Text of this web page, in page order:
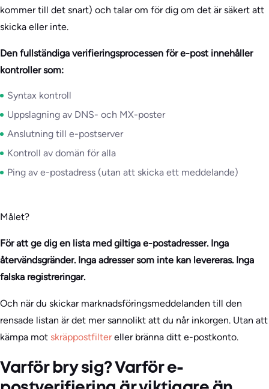
kommer till det snart) och talar om för dig om det är säkert att
skicka eller inte.
Den fullständiga verifieringsprocessen för e-post innehåller
kontroller som:
Syntax kontroll
Uppslagning av DNS- och MX-poster
Anslutning till e-postserver
Kontroll av domän för alla
Ping av e-postadress (utan att skicka ett meddelande)
Målet?
För att ge dig en lista med giltiga e-postadresser. Inga
återvändsgränder. Inga adresser som inte kan levereras. Inga
falska registreringar.
Och när du skickar marknadsföringsmeddelanden till den
rensade listan är det mer sannolikt att du når inkorgen. Utan att
kämpa mot skräppostfiltereller bränna ditt e-postkonto.
Varför bry sig? Varför e-